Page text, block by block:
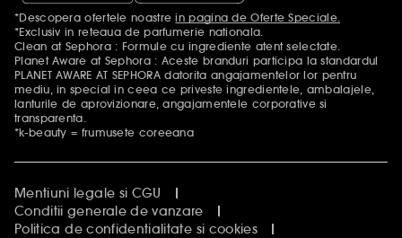
Mentiuni aditionale
*Descopera ofertele noastrein pagina de Oferte Speciale.
*Exclusiv in reteaua de parfumerie nationala.
Clean at Sephora : Formule cu ingrediente atent selectate.
Planet Aware at Sephora : Aceste branduri participa la standardul
PLANET AWARE AT SEPHORA datorita angajamentelor lor pentru
mediu, in special in ceea ce priveste ingredientele, ambalajele,
lanturile de aprovizionare, angajamentele corporative si
transparenta.
*k-beauty = frumusete coreeana
Mentiuni legale si CGU
Conditii generale de vanzare
Politica de confidentialitate si cookies